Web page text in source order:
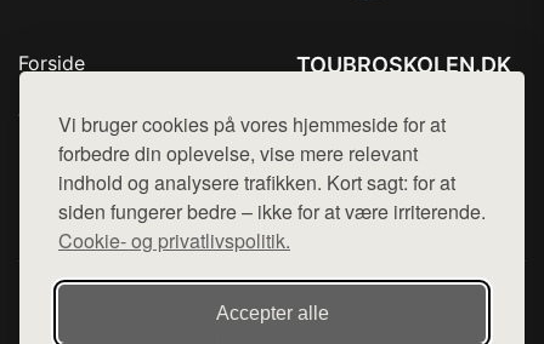
Vi bruger cookies på vores hjemmeside for at
forbedre din oplevelse, vise mere relevant
indhold og analysere trafikken. Kort sagt: for at
siden fungerer bedre – ikke for at være irriterende.
Cookie- og privatlivspolitik.
Accepter alle
Forside
Top Rabatter
Blog
Kontakt
TOUBROSKOLEN.DK
Mail: hej@want.dk
Cookie- og privatlivspolitik
Denne side er en del af want.dk, der udgiver en række
hjemmesider med præsentation af forskellige produkter fra